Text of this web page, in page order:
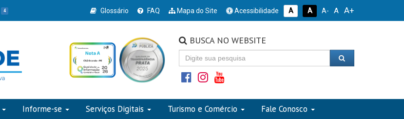
4 Glossário FAQ Mapa do Site Acessibilidade A A A- A A+
BUSCA NO WEBSITE
Informe-se Serviços Digitais Turismo e Comércio Fale Conosco